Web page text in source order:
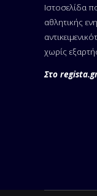
Ιστοσελίδα
αθλητικής
χωρίς
Στο